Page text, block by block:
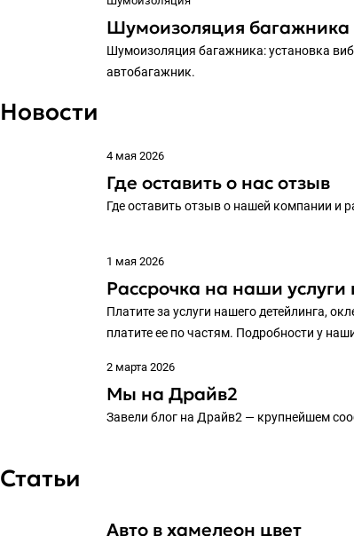
Шумоизоляция багажника
Шумоизоляция багажника: установка
автобагажник.
Новости
4 мая 2026
Где оставить о нас отзыв
Где оставить отзыв о нашей компании и
1 мая 2026
Рассрочка на наши услуги
Платите за услуги нашего детейлинга,
платите ее по частям. Подробности у
2 марта 2026
Мы на Драйв2
Завели блог на Драйв2 — крупнейшем
Статьи
Авто в хамелеон цвет